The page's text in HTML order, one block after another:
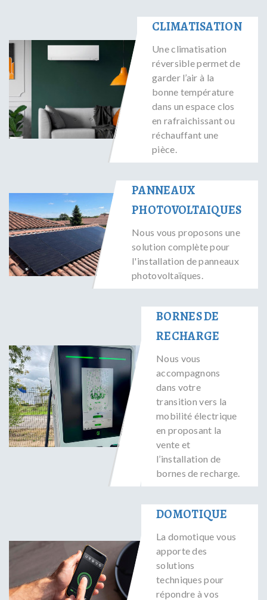
CLIMATISATION
Une climatisation
réversible permet de
garder l’air à la
bonne température
dans un espace clos
en rafraichissant ou
réchauffant une
pièce.
PANNEAUX
PHOTOVOLTAIQUES
Nous vous proposons une
solution complète pour
l'installation de panneaux
photovoltaïques.
BORNES DE
RECHARGE
Nous vous
accompagnons
dans votre
transition vers la
mobilité électrique
en proposant la
vente et
l’installation de
bornes de recharge.
DOMOTIQUE
La domotique vous
apporte des
solutions
techniques pour
répondre à vos